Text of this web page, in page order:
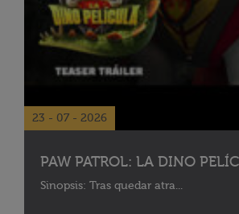
23 - 07 - 2026
PAW PATROL: LA DINO
Sinopsis: Tras quedar atra...